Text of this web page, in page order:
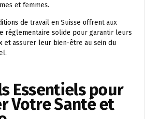
et femmes.
de travail en Suisse offrent aux
réglementaire solide pour garantir leurs
et assurer leur bien-être au sein du
Essentiels pour
Votre Santé et